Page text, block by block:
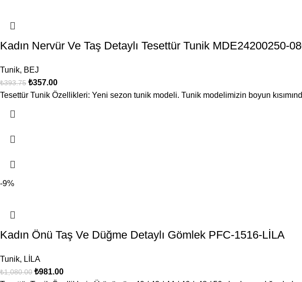
Kadın Nervür Ve Taş Detaylı Tesettür Tunik MDE24200250-
Tunik, BEJ
₺393.75 ₺357.00
Tesettür Tunik Özellikleri: Yeni sezon tunik modeli. Tunik modelimizin boyun
-9%
Kadın Önü Taş Ve Düğme Detaylı Gömlek PFC-1516-LİLA
Tunik, LİLA
₺1,080.00 ₺981.00